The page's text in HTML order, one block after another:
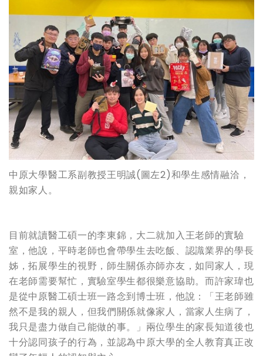
中原大學醫工系副教授王明誠(圖左2)和學生感情融洽，
親如家人。
目前就讀醫工碩一的李東錦，大二就加入王老師的實驗
室，他說，平時老師也會帶學生去吃飯、認識業界的學長
姊，拓展學生的視野，師生關係亦師亦友，如同家人，現
在老師需要幫忙，實驗室學生都很樂意協助。而許家瑋也
是從中原醫工碩士班一路念到博士班，他說：「王老師雖
然不是我的親人，但我們關係就像家人，當家人生病了，
我只是盡力做自己能做的事。」兩位學生的家長知道後也
十分認同孩子的行為，並認為中原大學的全人教育真正改